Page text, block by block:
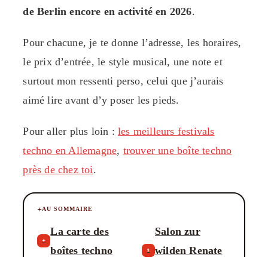
de Berlin encore en activité en 2026.
Pour chacune, je te donne l’adresse, les horaires,
le prix d’entrée, le style musical, une note et
surtout mon ressenti perso, celui que j’aurais
aimé lire avant d’y poser les pieds.
Pour aller plus loin :les meilleurs festivals
techno en Allemagne, trouver une boîte techno
près de chez toi.
AU SOMMAIRE
✦
La carte des
boîtes techno
9
Salon zur
wilden Renate